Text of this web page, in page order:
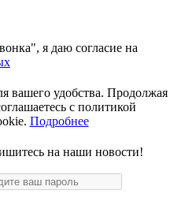
я даю согласие на
вашего удобства. Продолжая
с политикой
Подробнее
на наши новости!